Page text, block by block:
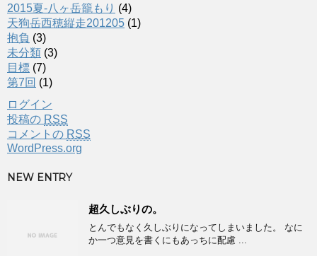
2015夏-八ヶ岳籠もり (4)
天狗岳西穂縦走201205 (1)
抱負 (3)
未分類 (3)
目標 (7)
第7回 (1)
ログイン
投稿の RSS
コメントの RSS
WordPress.org
NEW ENTRY
超久しぶりの。
とんでもなく久しぶりになってしまいました。 なに
か一つ意見を書くにもあっちに配慮 ...